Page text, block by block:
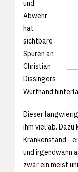
und
Abwehr
hat
sichtbare
Spuren an
Christian
Dissingers
Wurfhand
Dieser
ihm viel ab. Dazu
Krankenstand -
und irgendwann
zwar ein meist